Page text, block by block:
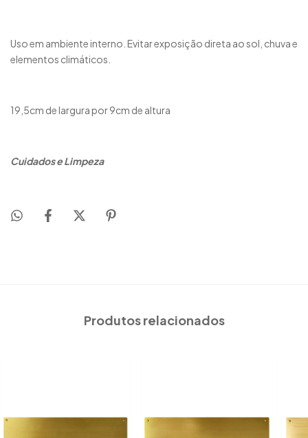
Uso em ambiente interno. Evitar exposição direta ao sol, chuva e
elementos climáticos.
19,5cm de largura por 9cm de altura
Cuidados e Limpeza
Produtos relacionados